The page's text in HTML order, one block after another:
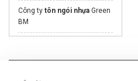
Công ty tôn ngói nhựa Green
BM